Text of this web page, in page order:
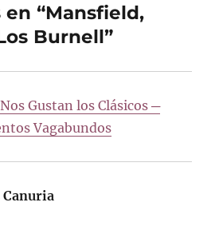
“Mansfield,
Burnell”
Gustan los Clásicos ─
Vagabundos
Canuria